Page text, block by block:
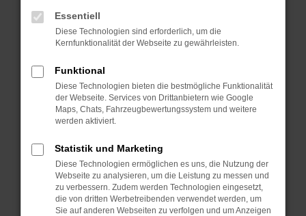
können das Laden bestimmter Seiten
verhindern. Funktioniert die Seite in einem
anderen Browser oder in einem privaten
Starte dein Gerät neu.
Das kann manchmal helfen, vorübergehende
Probleme zu beheben.
Betriebssystem auf dem neuesten Stand
sind.
Veraltete Software birgt nicht nur ein
Sicherheitsrisiko, sondern kann auch dazu
führen, dass bestimmte Funktionen nicht mehr
Essentiell
Diese Technologien sind erforderlich, um die
Kernfunktionalität der Webseite zu gewährleisten.
Funktional
Diese Technologien bieten die bestmögliche Funktionalität
der Webseite. Services von Drittanbietern wie Google
Maps, Chats, Fahrzeugbewertungssystem und weitere
werden aktiviert.
Statistik und Marketing
Diese Technologien ermöglichen es uns, die Nutzung der
Webseite zu analysieren, um die Leistung zu messen und
zu verbessern. Zudem werden Technologien eingesetzt,
die von dritten Werbetreibenden verwendet werden, um
Sie auf anderen Webseiten zu verfolgen und um Anzeigen